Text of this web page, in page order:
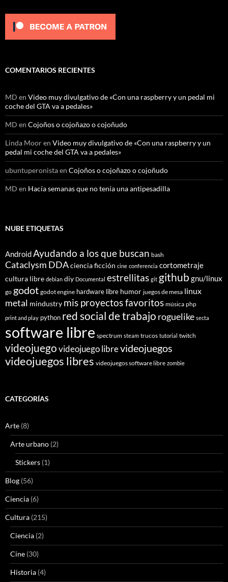
COMENTARIOS RECIENTES
MD en Video muy divulgativo de «Con una raspberry y un pedal mi
coche del GTA va a pedales»
MD en Cojoños o cojoñazo o cojoñudo
Linda Mooren Video muy divulgativo de «Con una raspberry y un
pedal mi coche del GTA va a pedales»
ubuntuperonistaen Cojoños o cojoñazo o cojoñudo
MD en Hacía semanas que no tenía una antipesadilla
NUBE ETIQUETAS
AndroidAyudando a los que buscan bash
Cataclysm DDAciencia ficción cine conferencia cortometraje
cultura libre debian diy Documental estrellitas git github gnu/linux
go godot godot engine hardware libre humor juegos de mesa linux
metal mindustry mis proyectos favoritos música php
print and play python red social de trabajo roguelike secta
software libre spectrum steam trucos tutorial twitch
videojuegovideojuego librevideojuegos
videojuegos libres videojuegos software libre zombie
CATEGORÍAS
Arte (8)
Arte urbano (2)
Stickers (1)
Blog (56)
Ciencia (6)
Cultura (215)
Ciencia (2)
Cine (30)
Historia (4)